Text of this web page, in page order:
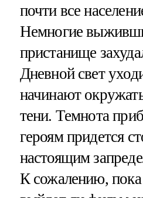
почти все
Немногие
пристанище
Дневной свет
начинают
тени. Темнота
героям придется
настоящим
К сожалению, пока